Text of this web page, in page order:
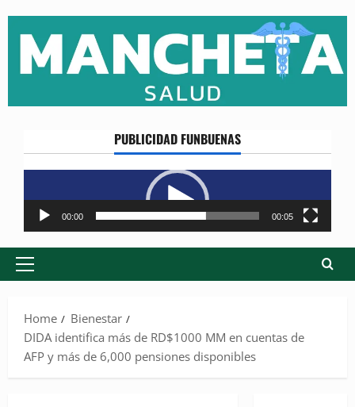
content
PUBLICIDAD FUNBUENAS
Reproductor
de
vídeo
00:00 00:05
Primary
Home
Bienestar
DIDA identifica más de RD$1000 MM en cuentas de
AFP y más de 6,000 pensiones disponibles